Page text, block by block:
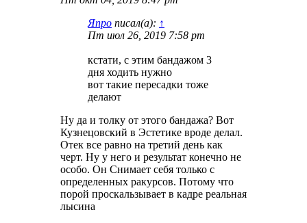
Япро писал(а): ↑
Пт июл 26, 2019 7:58 pm
кстати, с этим бандажом 3
дня ходить нужно
вот такие пересадки тоже
делают
Ну да и толку от этого бандажа? Вот
Кузнецовский в Эстетике вроде делал.
Отек все равно на третий день как
черт. Ну у него и результат конечно не
особо. Он Снимает себя только с
определенных ракурсов. Потому что
порой проскальзывает в кадре реальная
лысина